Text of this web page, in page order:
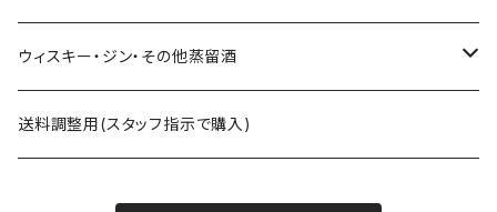
六花酒造 杜來
米鶴酒造 米鶴
西酒造 宝山シリーズ 一粒の麦 など
黒木本店 中々 㐂六 など
九重雑賀 雑賀梅酒
城陽酒造 青谷の梅
勝沼醸造 アルガブランカシリーズ アルガーノシリーズ
オーパスワン
ウィスキー・ジン・その他蒸留酒
ｻｸﾗｵﾌﾞﾙﾜﾘｰｱﾝﾄﾞﾃﾞｨｽﾃｨﾗﾘｰ 桜尾など
送料調整用(スタッフ指示で購入)